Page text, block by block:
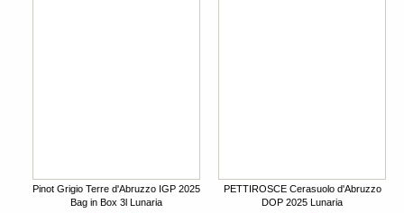
Pinot Grigio Terre d'Abruzzo IGP 2025
Bag in Box 3l Lunaria
PETTIROSCE Cerasuolo d'Abruzzo
DOP 2025 Lunaria